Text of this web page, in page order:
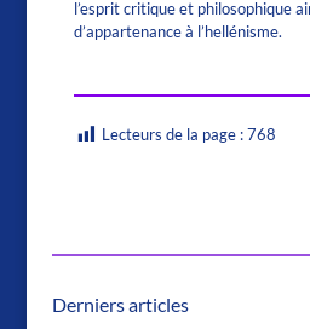
l’esprit critique et philosophique
d’appartenance à l’hellénisme.
Lecteurs de la page : 768
Derniers articles